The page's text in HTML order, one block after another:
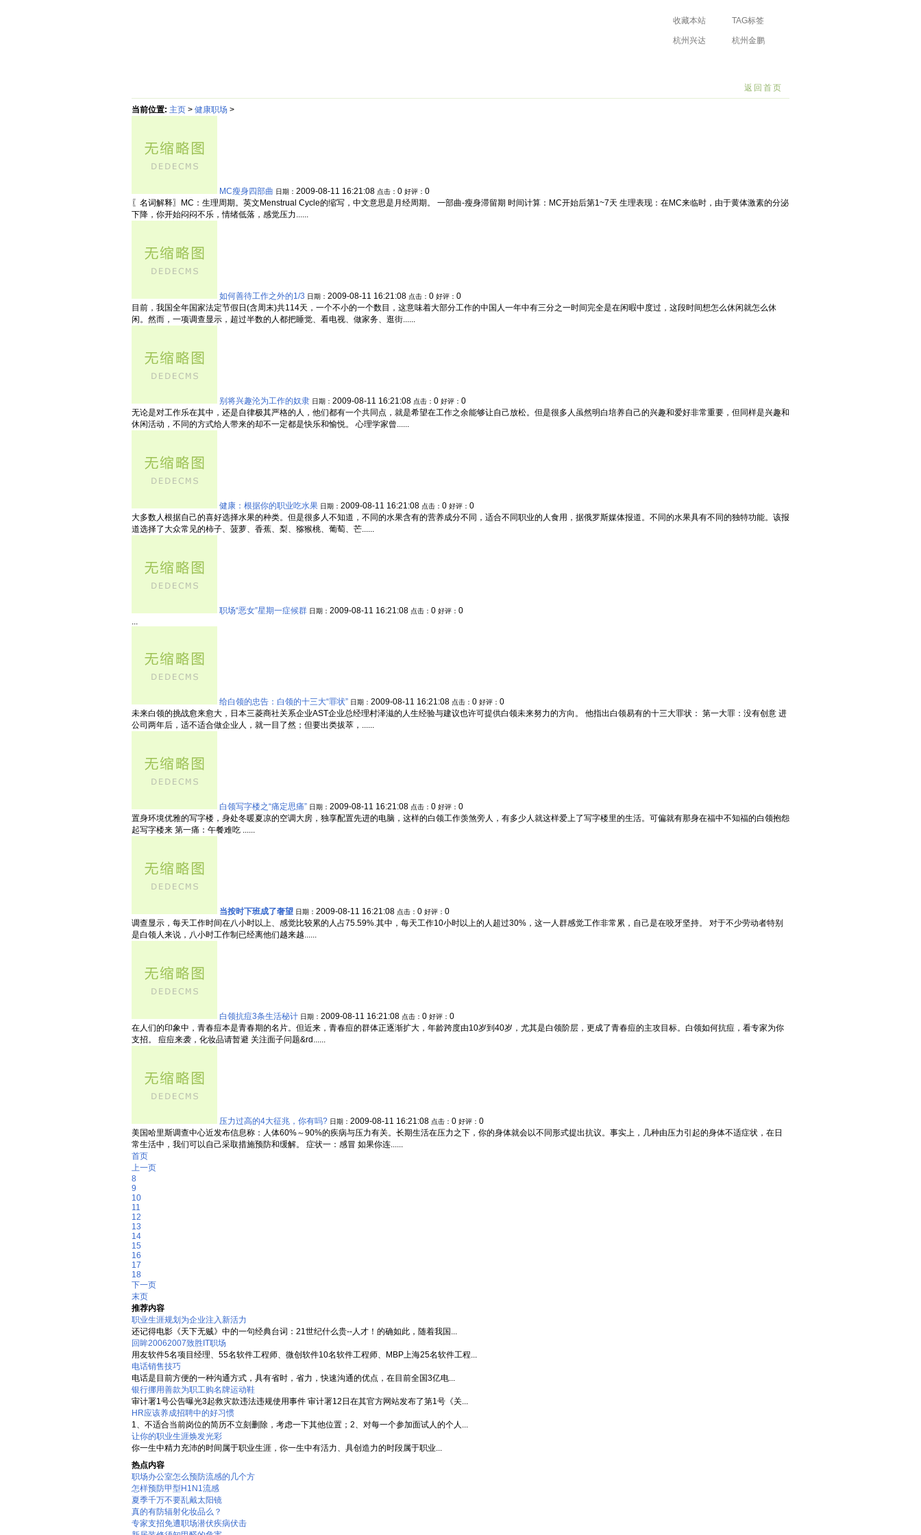
收藏本站 TAG标签
杭州兴达
杭州金鹏
返回首页
当前位置: 主页 > 健康职场 >
MC瘦身四部曲 日期： 2009-08-11 16:21:08 点击： 0 好评： 0
〖名词解释〗MC：生理周期。英文Menstrual Cycle的缩写，中文意思是月经周期。 一部曲-瘦身滞留期 时间计算：MC开始后第1~7天 生理表现：在MC来临时，由于黄体激素的分泌
下降，你开始闷闷不乐，情绪低落，感觉压力......
如何善待工作之外的1/3 日期： 2009-08-11 16:21:08 点击： 0 好评： 0
目前，我国全年国家法定节假日(含周末)共114天，一个不小的一个数目，这意味着大部分工作的中国人一年中有三分之一时间完全是在闲暇中度过，这段时间想怎么休闲就怎么休
闲。然而，一项调查显示，超过半数的人都把睡觉、看电视、做家务、逛街......
别将兴趣沦为工作的奴隶 日期： 2009-08-11 16:21:08 点击： 0 好评： 0
无论是对工作乐在其中，还是自律极其严格的人，他们都有一个共同点，就是希望在工作之余能够让自己放松。但是很多人虽然明白培养自己的兴趣和爱好非常重要，但同样是兴趣和
休闲活动，不同的方式给人带来的却不一定都是快乐和愉悦。 心理学家曾......
健康：根据你的职业吃水果 日期： 2009-08-11 16:21:08 点击： 0 好评： 0
大多数人根据自己的喜好选择水果的种类。但是很多人不知道，不同的水果含有的营养成分不同，适合不同职业的人食用，据俄罗斯媒体报道。不同的水果具有不同的独特功能。该报
道选择了大众常见的柿子、菠萝、香蕉、梨、猕猴桃、葡萄、芒......
职场“恶女”星期一症候群 日期： 2009-08-11 16:21:08 点击： 0 好评： 0
...
给白领的忠告：白领的十三大“罪状” 日期： 2009-08-11 16:21:08 点击： 0 好评： 0
未来白领的挑战愈来愈大，日本三菱商社关系企业AST企业总经理村泽滋的人生经验与建议也许可提供白领未来努力的方向。 他指出白领易有的十三大罪状： 第一大罪：没有创意 进
公司两年后，适不适合做企业人，就一目了然；但要出类拔萃，......
白领写字楼之“痛定思痛” 日期： 2009-08-11 16:21:08 点击： 0 好评： 0
置身环境优雅的写字楼，身处冬暖夏凉的空调大房，独享配置先进的电脑，这样的白领工作羡煞旁人，有多少人就这样爱上了写字楼里的生活。可偏就有那身在福中不知福的白领抱怨
起写字楼来 第一痛：午餐难吃 ......
当按时下班成了奢望 日期： 2009-08-11 16:21:08 点击： 0 好评： 0
调查显示，每天工作时间在八小时以上、感觉比较累的人占75.59%.其中，每天工作10小时以上的人超过30%，这一人群感觉工作非常累，自己是在咬牙坚持。 对于不少劳动者特别
是白领人来说，八小时工作制已经离他们越来越......
白领抗痘3条生活秘计 日期： 2009-08-11 16:21:08 点击： 0 好评： 0
在人们的印象中，青春痘本是青春期的名片。但近来，青春痘的群体正逐渐扩大，年龄跨度由10岁到40岁，尤其是白领阶层，更成了青春痘的主攻目标。白领如何抗痘，看专家为你
支招。 痘痘来袭，化妆品请暂避 关注面子问题&rd......
压力过高的4大征兆，你有吗? 日期： 2009-08-11 16:21:08 点击： 0 好评： 0
美国哈里斯调查中心近发布信息称：人体60%～90%的疾病与压力有关。长期生活在压力之下，你的身体就会以不同形式提出抗议。事实上，几种由压力引起的身体不适症状，在日
常生活中，我们可以自己采取措施预防和缓解。 症状一：感冒 如果你连......
首页
上一页
8
9
10
11
12
13
14
15
16
17
18
下一页
末页
推荐内容
职业生涯规划为企业注入新活力
还记得电影《天下无贼》中的一句经典台词：21世纪什么贵--人才！的确如此，随着我国...
回眸20062007致胜IT职场
用友软件5名项目经理、55名软件工程师、微创软件10名软件工程师、MBP上海25名软件工程...
电话销售技巧
电话是目前方便的一种沟通方式，具有省时，省力，快速沟通的优点，在目前全国3亿电...
银行挪用善款为职工购名牌运动鞋
审计署1号公告曝光3起救灾款违法违规使用事件 审计署12日在其官方网站发布了第1号《关...
HR应该养成招聘中的好习惯
1、不适合当前岗位的简历不立刻删除，考虑一下其他位置；2、对每一个参加面试人的个人...
让你的职业生涯焕发光彩
你一生中精力充沛的时间属于职业生涯，你一生中有活力、具创造力的时段属于职业...
热点内容
职场办公室怎么预防流感的几个方
怎样预防甲型H1N1流感
夏季千万不要乱戴太阳镜
真的有防辐射化妆品么？
专家支招免遭职场潜伏疾病伏击